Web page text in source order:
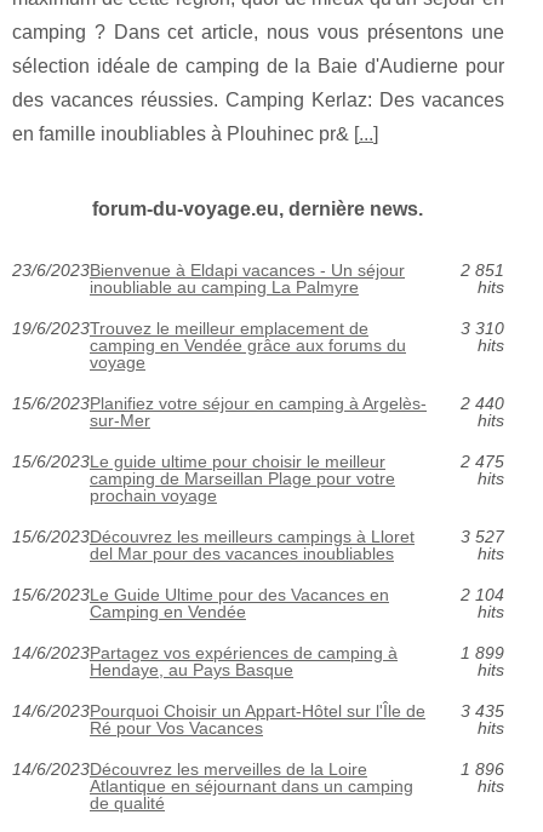
camping ? Dans cet article, nous vous présentons une
sélection idéale de camping de la Baie d'Audierne pour
des vacances réussies. Camping Kerlaz: Des vacances
en famille inoubliables à Plouhinec pr& [...]
forum-du-voyage.eu, dernière news.
23/6/2023Bienvenue à Eldapi vacances - Un séjour
inoubliable au camping La Palmyre
2 851
hits
19/6/2023Trouvez le meilleur emplacement de
camping en Vendée grâce aux forums du
voyage
3 310
hits
15/6/2023Planifiez votre séjour en camping à Argelès-
sur-Mer
2 440
hits
15/6/2023Le guide ultime pour choisir le meilleur
camping de Marseillan Plage pour votre
prochain voyage
2 475
hits
15/6/2023Découvrez les meilleurs campings à Lloret
del Mar pour des vacances inoubliables
3 527
hits
15/6/2023Le Guide Ultime pour des Vacances en
Camping en Vendée
2 104
hits
14/6/2023Partagez vos expériences de camping à
Hendaye, au Pays Basque
1 899
hits
14/6/2023Pourquoi Choisir un Appart-Hôtel sur l'Île de
Ré pour Vos Vacances
3 435
hits
14/6/2023Découvrez les merveilles de la Loire
Atlantique en séjournant dans un camping
de qualité
1 896
hits